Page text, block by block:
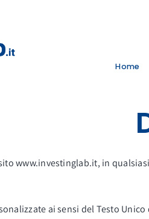
Home
www.investinglab.it, in
ai sensi del Testo